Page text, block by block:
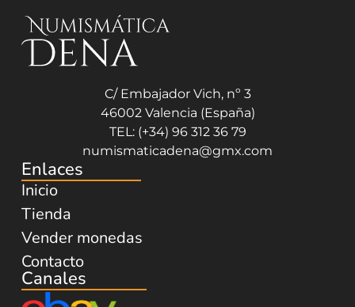
C/ Embajador Vich, nº 3
46002 Valencia (España)
TEL: (+34) 96 312 36 79
numismaticadena@gmx.com
Enlaces
Inicio
Tienda
Vender monedas
Contacto
Canales